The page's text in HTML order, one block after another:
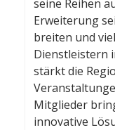
seine Reihen
Erweiterung
breiten und
Dienstleistern
stärkt die
Mitglieder
innovative